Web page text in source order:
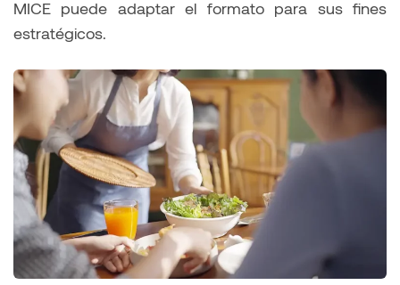
MICE puede adaptar el formato para sus fines
estratégicos.